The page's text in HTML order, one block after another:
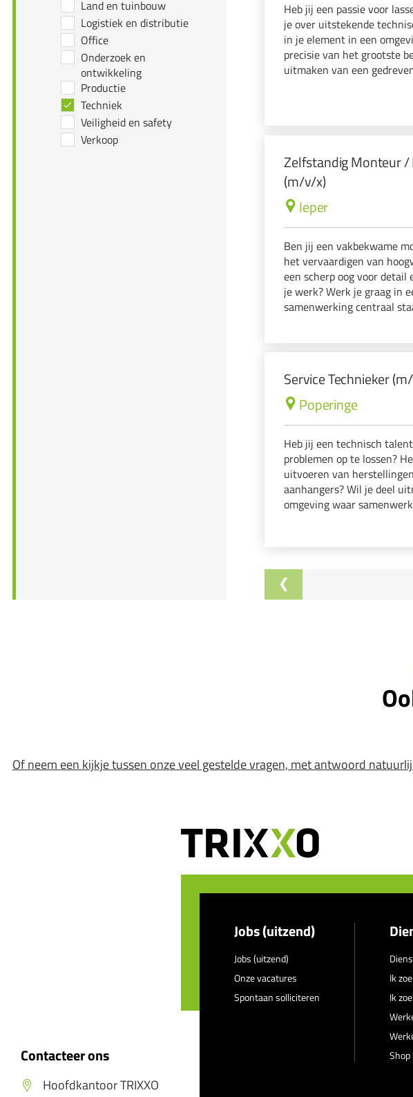
Land en tuinbouw
Logistiek en distributie
Office
Onderzoek en
ontwikkeling
Productie
Techniek
Veiligheid en safety
Verkoop
Heb jij een passie voor
je over uitstekende
in je element in een
precisie van het grootste
uitmaken van een
Zelfstandig Monteur
(m/v/x)
Ieper
Ben jij een vakbekwame
het vervaardigen van
een scherp oog voor
je werk? Werk je graag in
samenwerking centraal
Service Technieker
Poperinge
Heb jij een technisch
problemen op te lossen?
uitvoeren van
aanhangers? Wil je deel
omgeving waar
Of neem een kijkje tussen onze veel gestelde vragen, met antwoord
Contacteer ons
Hoofdkantoor TRIXXO
Jobs (uitzend)
Jobs (uitzend)
Onze vacatures
Spontaan solliciteren
Ik
Ik
Shop